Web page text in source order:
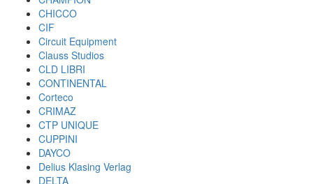
CHICCO
CIF
Circuit Equipment
Clauss Studios
CLD LIBRI
CONTINENTAL
Corteco
CRIMAZ
CTP UNIQUE
CUPPINI
DAYCO
Delius Klasing Verlag
DELTA